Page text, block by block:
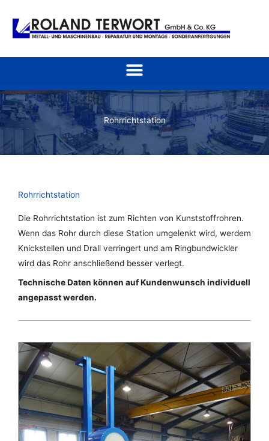
Inhalt
springen
Rohrrichtstation
Rohrrichtstation
Die Rohrrichtstation ist zum Richten von Kunststoffrohren.
Wenn das Rohr durch diese Station umgelenkt wird, werdem
Knickstellen und Drall verringert und am Ringbundwickler
wird das Rohr anschließend besser verlegt.
Technische Daten können auf Kundenwunsch individuell
angepasst werden.